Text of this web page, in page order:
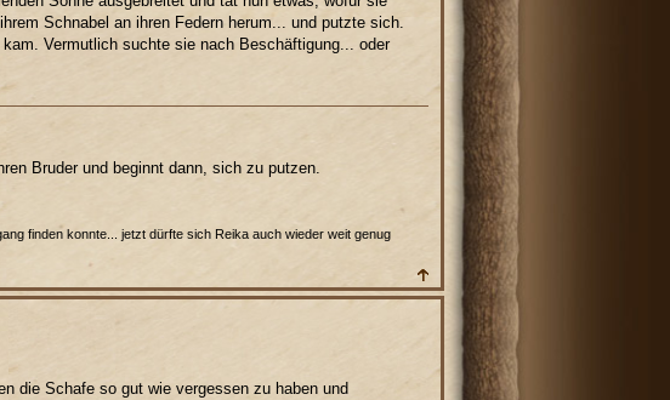
Schnabel an ihren Federn herum... und putzte sich.
Vermutlich suchte sie nach Beschäftigung... oder
Bruder und beginnt dann, sich zu putzen.
finden konnte... jetzt dürfte sich Reika auch wieder weit genug
die Schafe so gut wie vergessen zu haben und